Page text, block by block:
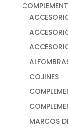
COJINES
MARCOS